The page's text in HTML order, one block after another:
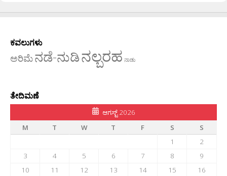
ಕವಲುಗಳು
ಅರಿಮೆನಡೆ-ನುಡಿನಲ್ಬರಹ ನಾಡು
ತೇದಿಮಣೆ
ಆಗಸ್ಟ್ 2026
M
T W T F S
S
1
2
3
4 5 6 7 8
9
10
11 12 13 14 15
16